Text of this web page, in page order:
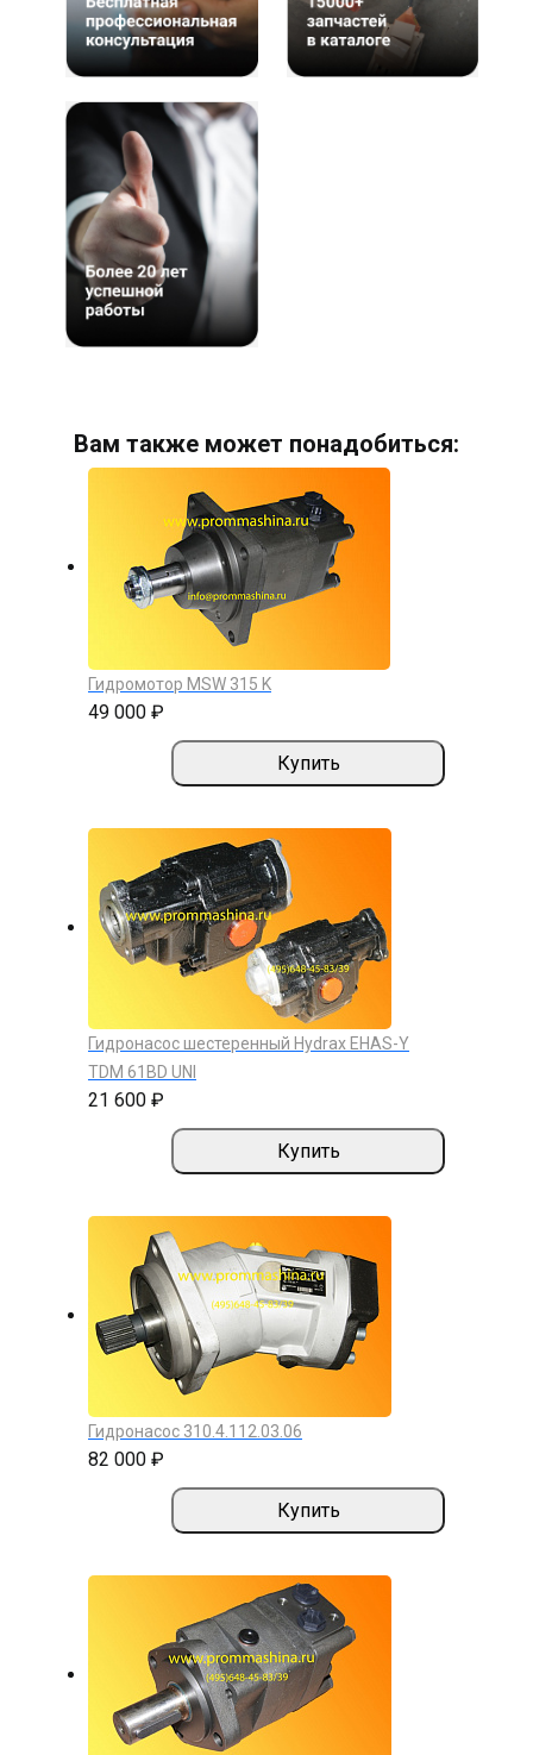
Вам также может понадобиться:
Гидромотор MSW 315 K
49 000 ₽
Купить
Гидронасос шестеренный Hydrax EHAS-Y
TDM 61BD UNI
21 600 ₽
Купить
Гидронасос 310.4.112.03.06
82 000 ₽
Купить